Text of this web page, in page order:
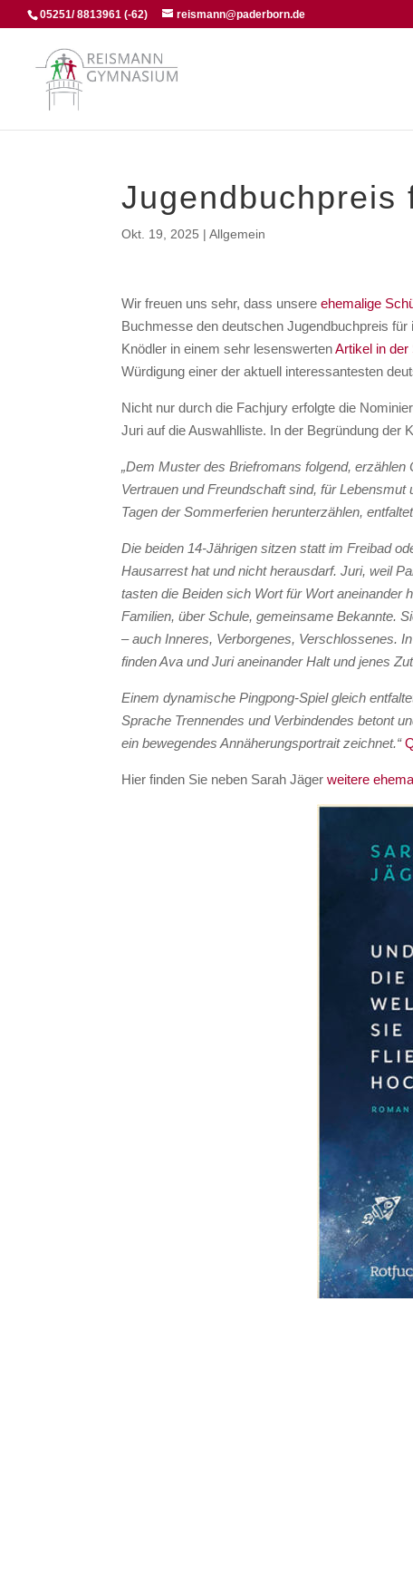
05251/ 8813961 (-62) reismann@paderborn.de
Jugendbuchpreis
Okt. 19, 2025 |Allgemein
Wir freuen uns sehr, dass unsereehemalige
Buchmesse den deutschen Jugendbuchpreis für
Knödler in einem sehr lesenswertenArtikel in der
Würdigung einer der aktuell interessantesten
Nicht nur durch die Fachjury erfolgte die
Juri auf die Auswahlliste. In der Begründung der
„Dem Muster des Briefromans folgend,
Vertrauen und Freundschaft sind, für
Tagen der Sommerferien herunterzählen,
Die beiden 14-Jährigen sitzen statt im Freibad
Hausarrest hat und nicht herausdarf. Juri, weil
tasten die Beiden sich Wort für Wort aneinander
Familien, über Schule, gemeinsame Bekannte.
– auch Inneres, Verborgenes, Verschlossenes.
finden Ava und Juri aneinander Halt und jenes
Einem dynamische Pingpong-Spiel gleich
Sprache Trennendes und Verbindendes betont
ein bewegendes Annäherungsportrait zeichnet.“
Hier finden Sie neben Sarah Jägerweitere